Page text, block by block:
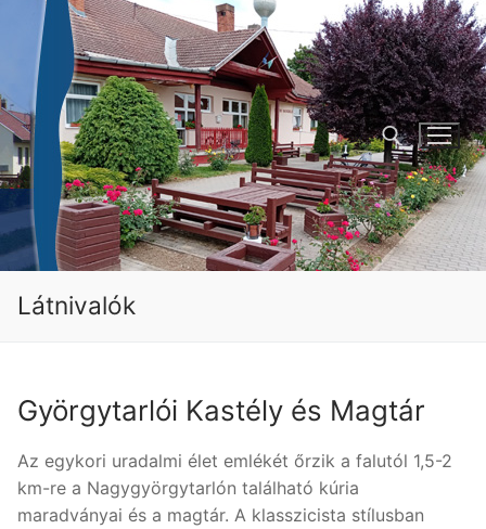
Ugrás
tartalomra
Keresése:
Látnivalók
Györgytarlói Kastély és Magtár
Az egykori uradalmi élet emlékét őrzik a falutól 1,5-2
km-re a Nagygyörgytarlón található kúria
maradványai és a magtár. A klasszicista stílusban